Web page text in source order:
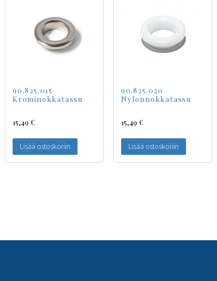
90.825.015
Krominokkatassu
15,49 €
Lisää ostoskoriin
90.825.020
Nylonnokkatassu
15,49 €
Lisää ostoskoriin